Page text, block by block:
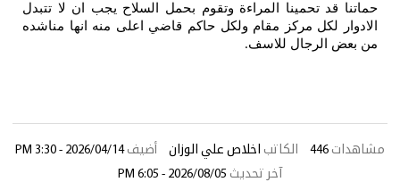
قد تحمينا المراءة وتقوم بحمل السلاح يجب ان لا تتبدل
لكل مركز مقام ولكل حاكم قاضي اعلى منه انها مناشده
بعض الرجال للاسف.
446 الكاتب اخلاص علي الوزان أضيف 2026/04/14 - 3:30 PM
آخر تحديث 2026/08/05 - 6:05 PM